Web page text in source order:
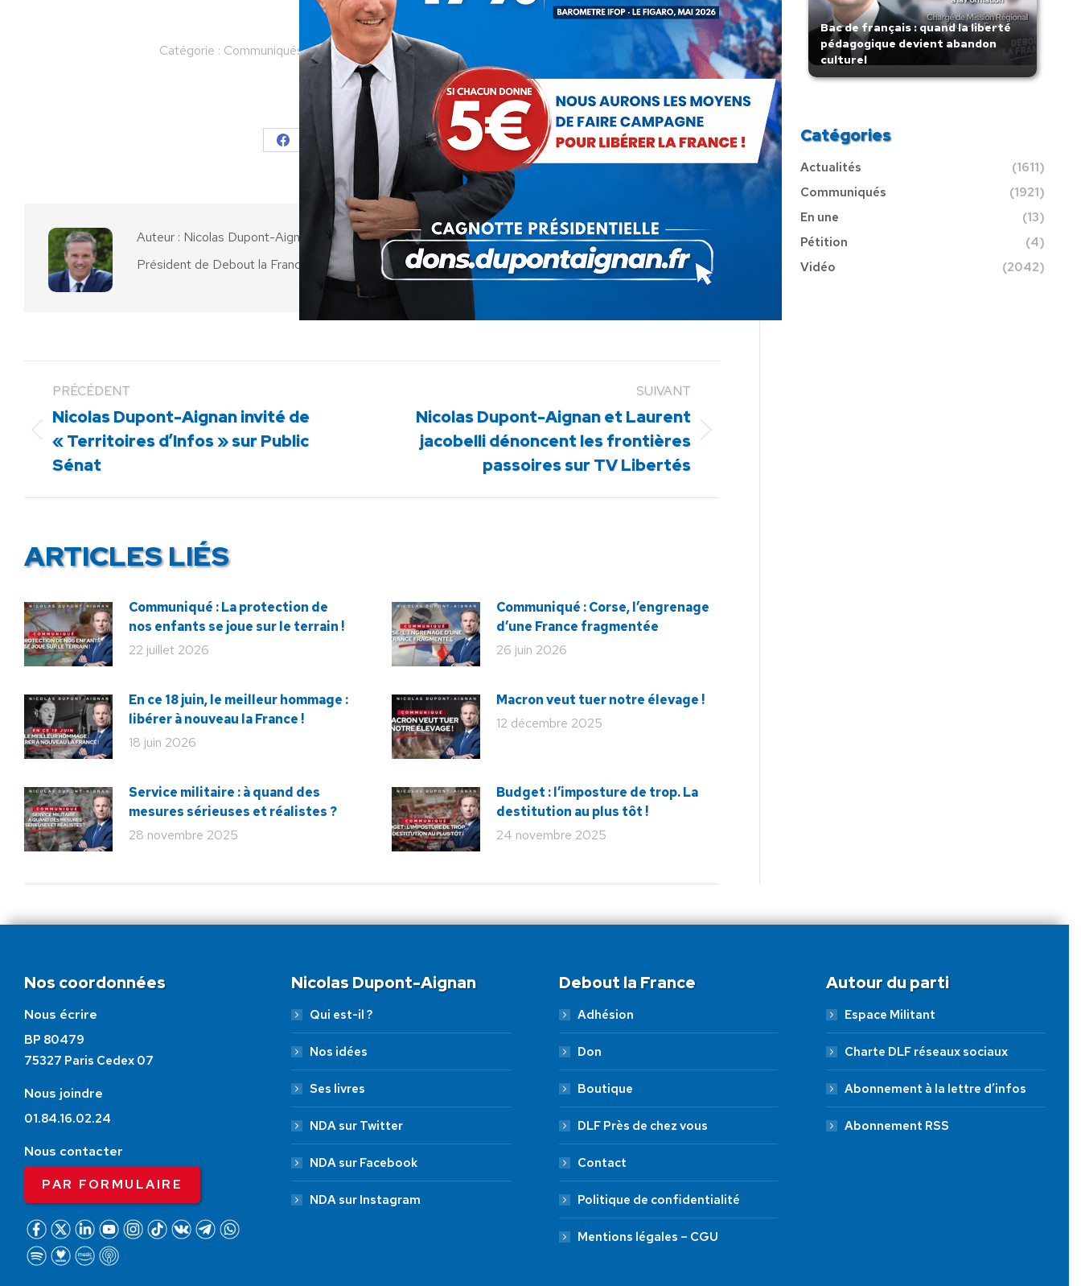
Catégorie : Communiqués ParNicolas Dupont-Aignan
Partager cet article
Partager
Facebook
Partager
sur
Partager
sur
Pinterest
Partager
LinkedIn
Partager
sur
WhatsApp
Auteur : Nicolas Dupont-Aignan
Président de Debout la France
PRÉCÉDENT
Article
précédent
Nicolas Dupont-Aignan invité de
« Territoires d’Infos » sur Public
Sénat
SUIVANT
Article
Nicolas Dupont-Aignan et Laurent
jacobelli dénoncent les frontières
passoires sur TV Libertés
ARTICLES LIÉS
Communiqué : La protection de
nos enfants se joue sur le terrain !
22 juillet 2026
Communiqué : Corse, l’engrenage
d’une France fragmentée
26 juin 2026
En ce 18 juin, le meilleur hommage :
libérer à nouveau la France !
18 juin 2026
Macron veut tuer notre élevage !
12 décembre 2025
Service militaire : à quand des
mesures sérieuses et réalistes ?
28 novembre 2025
Budget : l’imposture de trop. La
destitution au plus tôt !
24 novembre 2025
Bac de français : quand la liberté
pédagogique devient abandon
culturel
Catégories
Actualités
(1611)
Communiqués
(1921)
En une
(13)
Pétition
(4)
Vidéo
(2042)
Nos coordonnées
Nous écrire
BP 80479
75327 Paris Cedex 07
Nous joindre
01.84.16.02.24
Nous contacter
PAR FORMULAIRE
Nicolas Dupont-Aignan
Qui est-il ?
Nos idées
Ses livres
NDA sur Twitter
NDA sur Facebook
NDA sur Instagram
Debout la France
Adhésion
Don
Boutique
DLF Près de chez vous
Contact
Politique de confidentialité
Mentions légales – CGU
Autour du parti
Espace Militant
Charte DLF réseaux sociaux
Abonnement à la lettre d’infos
Abonnement RSS